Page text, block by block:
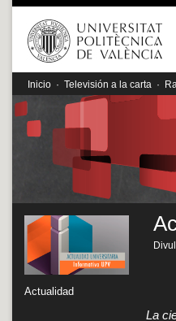
Inicio · Televisión a la carta ·
Actualidad
La